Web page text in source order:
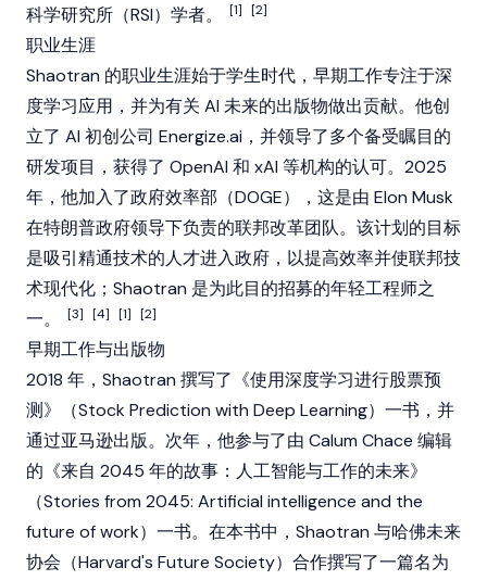
科学研究所（RSI）学者。
[1] [2]
职业生涯
Shaotran 的职业生涯始于学生时代，早期工作专注于深
度学习应用，并为有关 AI 未来的出版物做出贡献。他创
立了 AI 初创公司 Energize.ai，并领导了多个备受瞩目的
研发项目，获得了 OpenAI 和 xAI 等机构的认可。2025
年，他加入了政府效率部（DOGE），这是由 Elon Musk
在特朗普政府领导下负责的联邦改革团队。该计划的目标
是吸引精通技术的人才进入政府，以提高效率并使联邦技
术现代化；Shaotran 是为此目的招募的年轻工程师之
一。
[3] [4] [1] [2]
早期工作与出版物
2018 年，Shaotran 撰写了《使用深度学习进行股票预
测》（Stock Prediction with Deep Learning）一书，并
通过亚马逊出版。次年，他参与了由 Calum Chace 编辑
的《来自 2045 年的故事：人工智能与工作的未来》
（Stories from 2045: Artificial intelligence and the
future of work）一书。在本书中，Shaotran 与哈佛未来
协会（Harvard's Future Society）合作撰写了一篇名为